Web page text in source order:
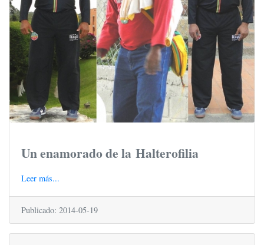
Un enamorado de la Halterofilia
Leer más...
Publicado: 2014-05-19